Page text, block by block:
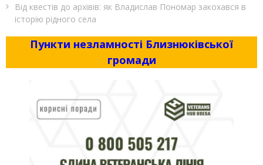
Від квестів до архівів: як Владислав Пономар закохався в
історію рідного села
Пункти незламності Близнюківської
громади